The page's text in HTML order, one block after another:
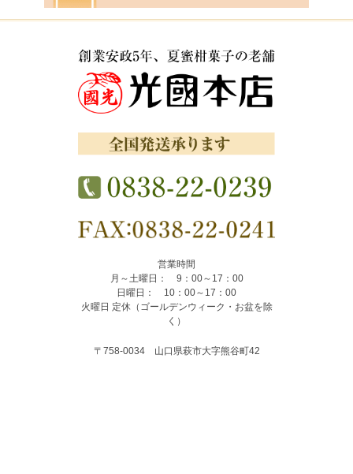
営業時間
月～土曜日： 9：00～17：00
日曜日： 10：00～17：00
火曜日 定休（ゴールデンウィーク・お盆を除
く）
〒758-0034 山口県萩市大字熊谷町42